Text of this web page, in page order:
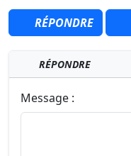
RÉPONDRE
RÉPONDRE
Message :